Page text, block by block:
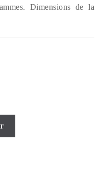
Dimensions de la